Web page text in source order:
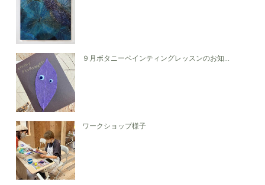
９月ボタニーペインティングレッスンのお知...
ワークショップ様子